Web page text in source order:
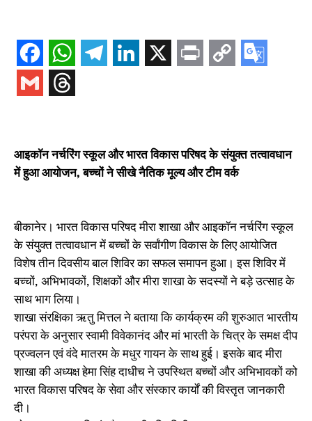
आइकॉन नर्चरिंग स्कूल और भारत विकास परिषद के संयुक्त तत्वावधान
में हुआ आयोजन, बच्चों ने सीखे नैतिक मूल्य और टीम वर्क
बीकानेर। भारत विकास परिषद मीरा शाखा और आइकॉन नर्चरिंग स्कूल
के संयुक्त तत्वावधान में बच्चों के सर्वांगीण विकास के लिए आयोजित
विशेष तीन दिवसीय बाल शिविर का सफल समापन हुआ। इस शिविर में
बच्चों, अभिभावकों, शिक्षकों और मीरा शाखा के सदस्यों ने बड़े उत्साह के
साथ भाग लिया।
शाखा संरक्षिका ऋतु मित्तल ने बताया कि कार्यक्रम की शुरुआत भारतीय
परंपरा के अनुसार स्वामी विवेकानंद और मां भारती के चित्र के समक्ष दीप
प्रज्वलन एवं वंदे मातरम के मधुर गायन के साथ हुई। इसके बाद मीरा
शाखा की अध्यक्ष हेमा सिंह दाधीच ने उपस्थित बच्चों और अभिभावकों को
भारत विकास परिषद के सेवा और संस्कार कार्यों की विस्तृत जानकारी
दी।